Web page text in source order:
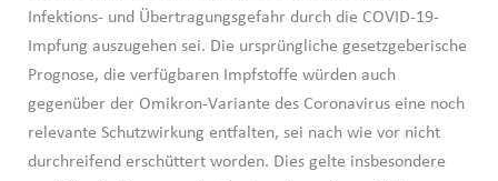
Infektions- und Übertragungsgefahr durch die COVID-19-
Impfung auszugehen sei. Die ursprüngliche gesetzgeberische
Prognose, die verfügbaren Impfstoffe würden auch
gegenüber der Omikron-Variante des Coronavirus eine noch
relevante Schutzwirkung entfalten, sei nach wie vor nicht
durchreifend erschüttert worden. Dies gelte insbesondere